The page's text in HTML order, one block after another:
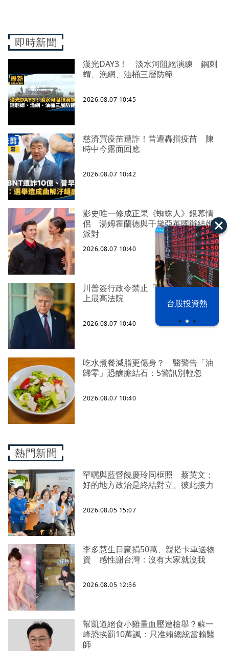
以色列 穹頂
台股投資熱
即時新聞
漢光DAY3！ 淡水河阻絕演練 鋼刺
蝟、漁網、油桶三層防範
2026.08.07 10:45
慈濟買疫苗遭詐！昔遭轟擋疫苗 陳
時中今露面回應
2026.08.07 10:42
影史唯一修成正果《蜘蛛人》銀幕情
侶 湯姆霍蘭德與千黛亞英國辦結婚
派對
2026.08.07 10:40
川普簽行政令禁止「生育旅遊」 槓
上最高法院
2026.08.07 10:40
吃水煮餐減脂更傷身？ 醫警告「油
歸零」恐釀膽結石：5警訊別輕忽
2026.08.07 10:40
熱門新聞
罕曬與藍營饒慶玲同框照 蔡英文：
好的地方政治是終結對立、彼此接力
2026.08.05 15:07
李多慧生日豪捐50萬、親搭卡車送物
資 感性謝台灣：沒有大家就沒我
2026.08.05 12:56
幫凱道絕食小雞量血壓遭檢舉？蘇一
峰恐挨罰10萬諷：只准賴總統當賴醫
師